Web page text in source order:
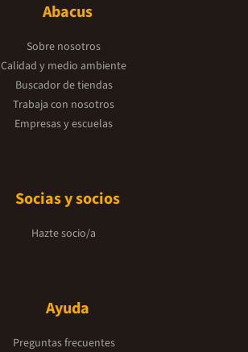
Abacus
Sobre nosotros
Calidad y medio ambiente
Buscador de tiendas
Trabaja con nosotros
Empresas y escuelas
Socias y socios
Hazte socio/a
Ayuda
Preguntas frecuentes